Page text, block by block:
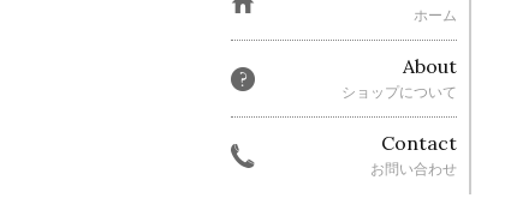
ホーム
About
ショップについて
Contact
お問い合わせ